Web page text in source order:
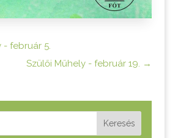
- február 5.
Szülői Műhely - február 19. →
Keresés